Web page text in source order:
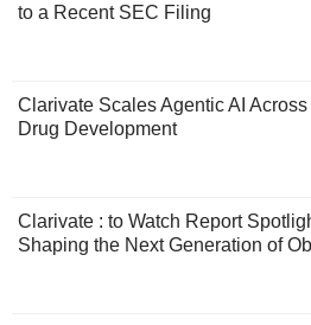
to a Recent SEC Filing
Clarivate Scales Agentic AI
Drug Development
Clarivate : to Watch Report
Shaping the Next Generation of